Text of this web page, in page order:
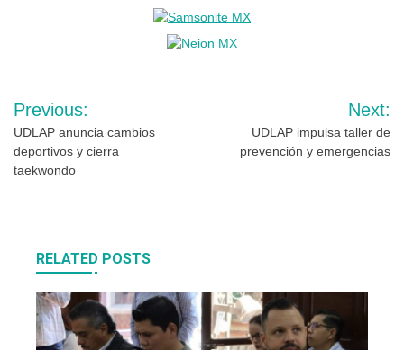
Navegación
de
entradas
Previous:
UDLAP anuncia cambios
deportivos y cierra
taekwondo
Next:
UDLAP impulsa taller de
prevención y emergencias
RELATED POSTS